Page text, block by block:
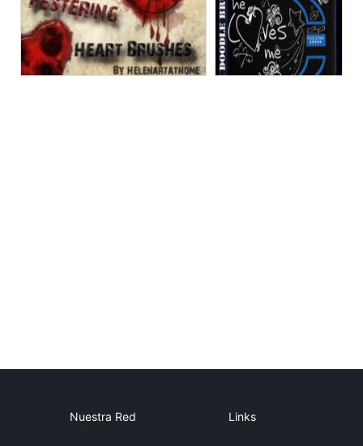
Nuestra Red Links